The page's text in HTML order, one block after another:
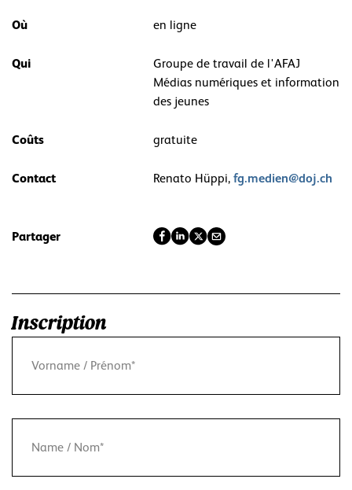
Où en ligne
Qui
Groupe de travail de l'AFAJ
Médias numériques et information
des jeunes
Coûts gratuite
Contact Renato Hüppi, fg.medien@doj.ch
Partager
Inscription